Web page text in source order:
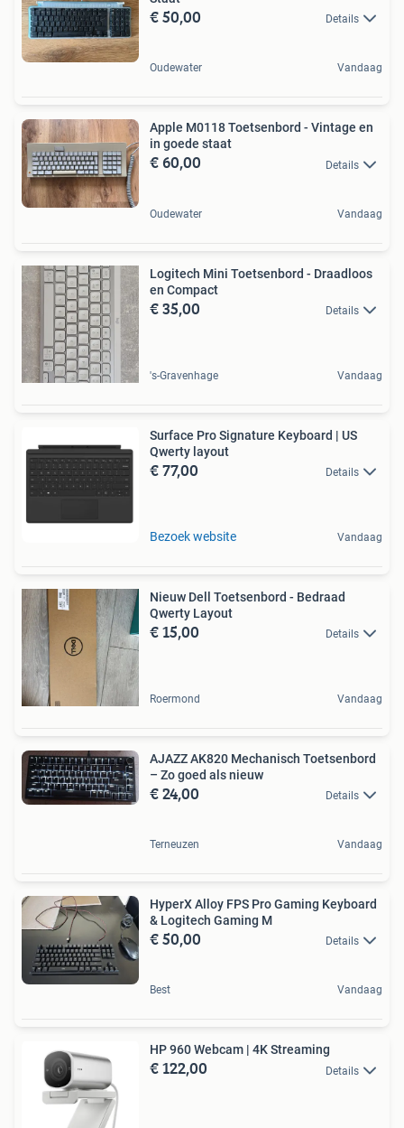
€ 50,00 Details
Oudewater Vandaag
Apple M0118 Toetsenbord - Vintage en
in goede staat
€ 60,00 Details
Oudewater Vandaag
Logitech Mini Toetsenbord - Draadloos
en Compact
€ 35,00 Details
's-Gravenhage Vandaag
Surface Pro Signature Keyboard | US
Qwerty layout
€ 77,00 Details
Bezoek website Vandaag
Nieuw Dell Toetsenbord - Bedraad
Qwerty Layout
€ 15,00 Details
Roermond Vandaag
AJAZZ AK820 Mechanisch Toetsenbord
– Zo goed als nieuw
€ 24,00 Details
Terneuzen Vandaag
HyperX Alloy FPS Pro Gaming Keyboard
& Logitech Gaming M
€ 50,00 Details
Best Vandaag
HP 960 Webcam | 4K Streaming
€ 122,00 Details